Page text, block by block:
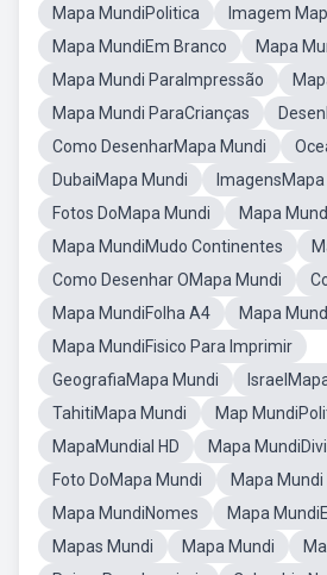
Mapa MundiPolitica
Imagem
Mapa MundiEm Branco
Mapa
Mapa Mundi ParaImpressão
Mapa Mundi ParaCrianças
Como DesenharMapa Mundi
DubaiMapa Mundi
Fotos DoMapa Mundi
Mapa
Mapa MundiMudo Continentes
Como Desenhar OMapa Mundi
Mapa MundiFolha A4
Mapa
Mapa MundiFisico Para Imprimir
GeografiaMapa Mundi
TahitiMapa Mundi
Map
MapaMundial HD
Mapa
Foto DoMapa Mundi
Mapa
Mapa MundiNomes
Mapa
Mapas Mundi
Mapa Mundi